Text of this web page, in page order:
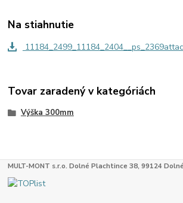
Na stiahnutie
Tovar zaradený v kategóriách
Výška 300mm
MULT-MONT s.r.o. Dolné Plachtince 38, 99124